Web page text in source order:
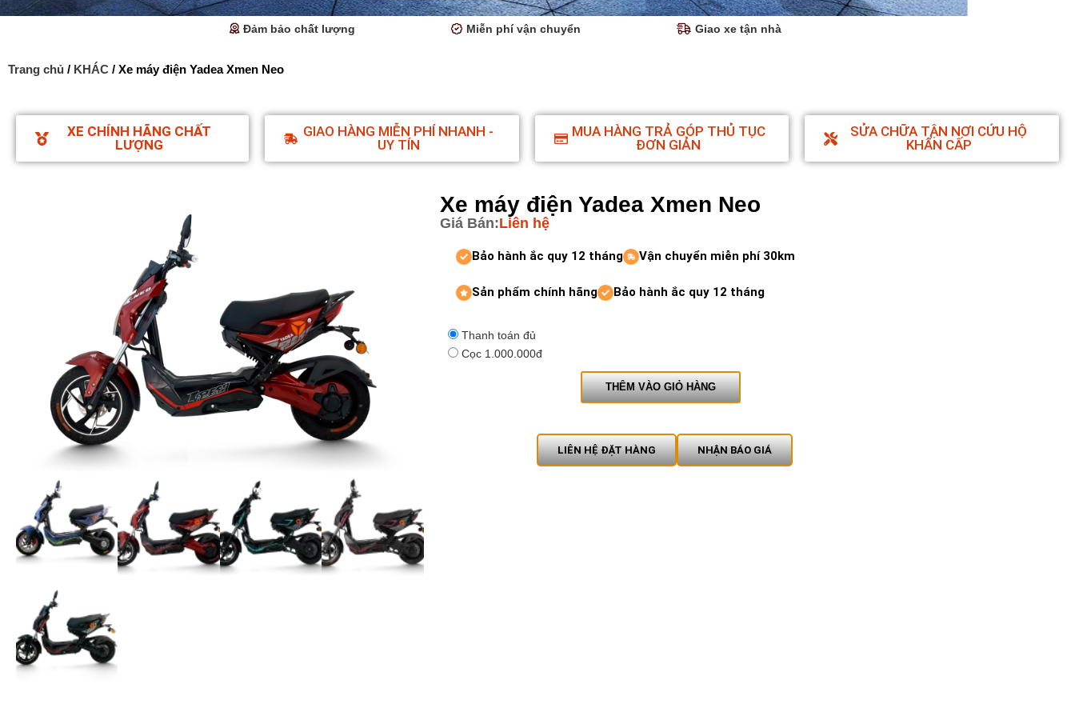
Đảm bảo chất lượng Miễn phí vận chuyển Giao xe tận nhà
Trang chủ / KHÁC / Xe máy điện Yadea Xmen Neo
XE CHÍNH HÃNG CHẤT
LƯỢNG
GIAO HÀNG MIỄN PHÍ NHANH -
UY TÍN
MUA HÀNG TRẢ GÓP THỦ TỤC
ĐƠN GIẢN
SỬA CHỮA TẬN NƠI CỨU HỘ
KHẨN CẤP
Xe máy điện Yadea Xmen Neo
Giá Bán:Liên hệ
Bảo hành ắc quy 12 tháng Vận chuyển miễn phí 30km
Sản phẩm chính hãng Bảo hành ắc quy 12 tháng
Thanh toán đủ
Cọc 1.000.000đ
THÊM VÀO GIỎ HÀNG
LIÊN HỆ ĐẶT HÀNG NHẬN BÁO GIÁ